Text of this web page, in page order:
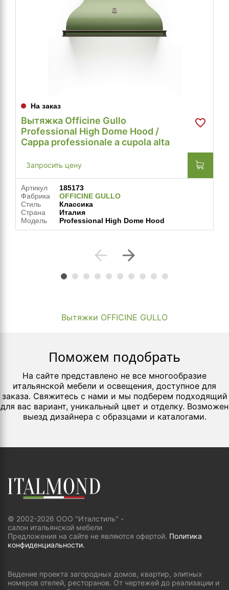
На заказ
Вытяжка Officine Gullo
Professional High Dome Hood /
Cappa professionale a cupola alta
Запросить цену
Артикул
185173
Фабрика
OFFICINE GULLO
Стиль
Классика
Страна
Италия
Модель
Professional High Dome Hood
arrow_back arrow_forward
Вытяжки OFFICINE GULLO
Поможем подобрать
На сайте представлено не все многообразие
итальянской мебели и освещения, доступное для
заказа. Свяжитесь с нами и мы подберем подходящий
для вас вариант, уникальный цвет и отделку. Возможен
выезд дизайнера с образцами и каталогами.
© 2002-2026 ООО "Италстиль" -
салон итальянской мебели
Предложения на сайте не являются офертой. Политика
конфиденциальности.
Ведение проекта загородных домов, квартир, элитных
номеров отелей, ресторанов. От чертежей до реализации и